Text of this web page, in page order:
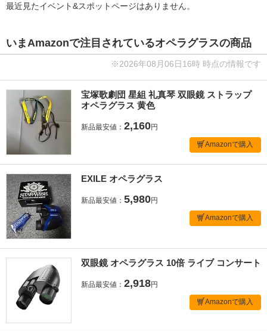
最近見たイベント&スポットページはありません。
いまAmazonで注目されているオペラグラスの商品
※2026年08月06日16時 時点の情報です
宝塚歌劇団 星組 礼真琴 双眼鏡 ストラップ
オペラグラス 黄色
新品最安値： 2,160円
Amazonで購入
EXILE オペラグラス
新品最安値： 5,980円
Amazonで購入
双眼鏡 オペラグラス 10倍 ライブ コンサート
新品最安値： 2,918円
Amazonで購入